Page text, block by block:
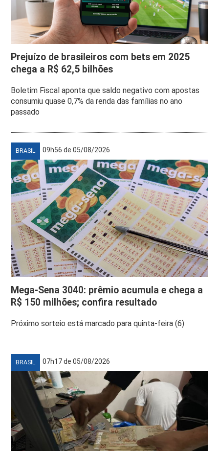
Prejuízo de brasileiros com bets em 2025
chega a R$ 62,5 bilhões
Boletim Fiscal aponta que saldo negativo com apostas
consumiu quase 0,7% da renda das famílias no ano
passado
BRASIL 09h56 de 05/08/2026
Mega-Sena 3040: prêmio acumula e chega a
R$ 150 milhões; confira resultado
Próximo sorteio está marcado para quinta-feira (6)
BRASIL 07h17 de 05/08/2026